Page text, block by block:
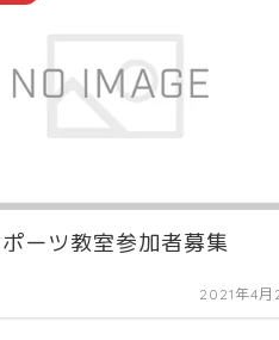
ーツ教室参加者募集
2021年4月